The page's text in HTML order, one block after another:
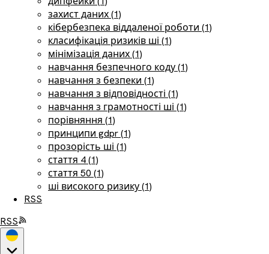
захист даних (1)
кібербезпека віддаленої роботи (1)
класифікація ризиків ші (1)
мінімізація даних (1)
навчання безпечного коду (1)
навчання з безпеки (1)
навчання з відповідності (1)
навчання з грамотності ші (1)
порівняння (1)
принципи gdpr (1)
прозорість ші (1)
стаття 4 (1)
стаття 50 (1)
ші високого ризику (1)
RSS
RSS